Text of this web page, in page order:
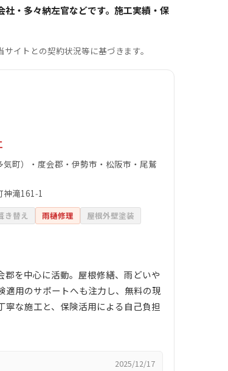
・多々納左官などです。施工実績・保
イトとの契約状況等に基づきます。
気町）・度会郡・伊勢市・松阪市・尾鷲
滝161‑1
き替え 雨樋修理 屋根外壁塗装
を中心に活動。屋根修繕、雨どいや
用のサポートへも注力し、無料の現
な施工と、保険活用による自己負担
2025/12/17